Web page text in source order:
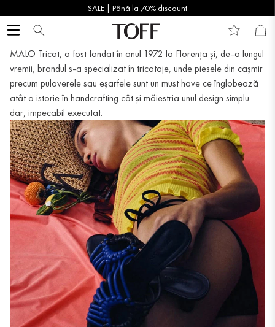
SALE | Până la 70% discount
MALO Tricot, a fost fondat în anul 1972 la Florența și, de-a lungul
vremii, brandul s-a specializat în tricotaje, unde piesele din cașmir
precum puloverele sau eșarfele sunt un must have ce înglobează
atât o istorie în handcrafting cât și măiestria unul design simplu
dar, impecabil executat.